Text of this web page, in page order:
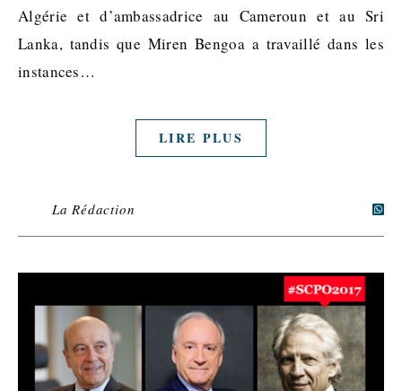
Algérie et d’ambassadrice au Cameroun et au Sri
Lanka, tandis que Miren Bengoa a travaillé dans les
instances…
LIRE PLUS
La Rédaction